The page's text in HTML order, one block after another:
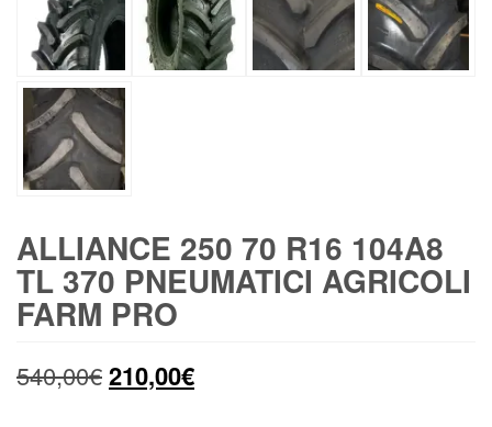
ALLIANCE 250 70 R16 104A8
TL 370 PNEUMATICI AGRICOLI
FARM PRO
540,00€Il
210,00€Il